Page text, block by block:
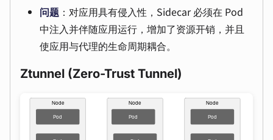
问题 ：对应用具有侵入性，Sidecar 必须在 Pod
中注入并伴随应用运行，增加了资源开销，并且
使应用与代理的生命周期耦合。
Ztunnel (Zero-Trust Tunnel)